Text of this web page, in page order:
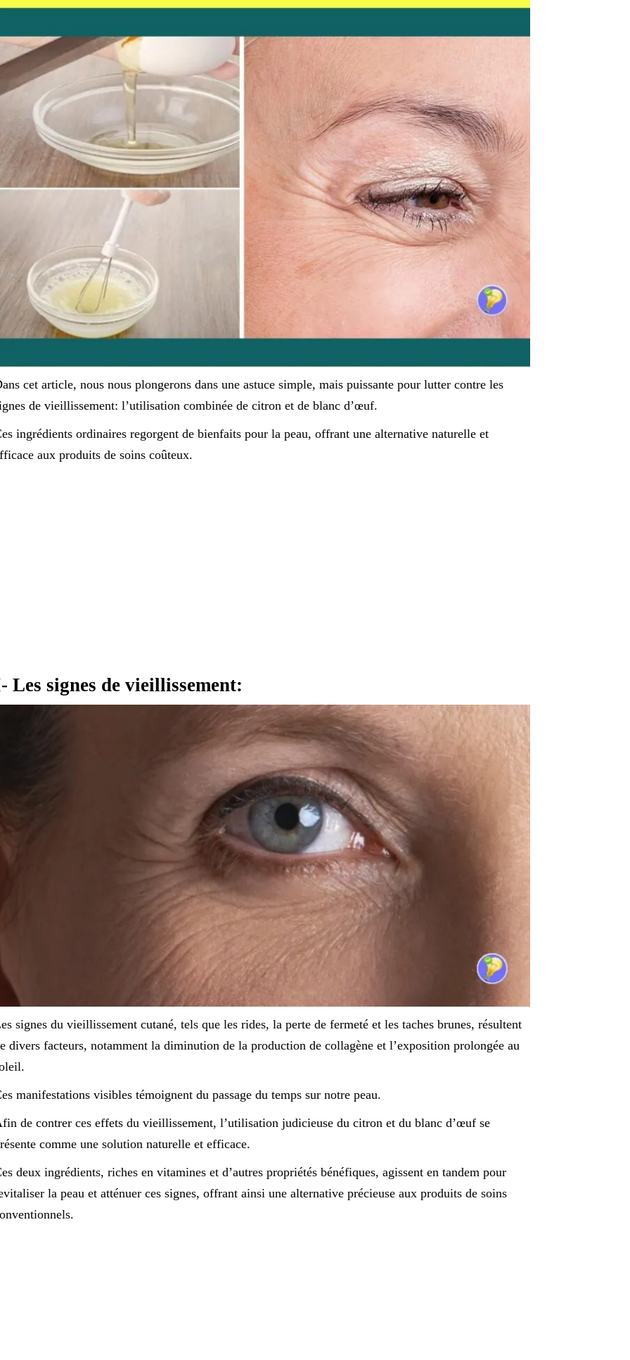
cet article, nous nous plongerons dans une astuce simple, mais puissante pour lutter contre les
de vieillissement: l’utilisation combinée de citron et de blanc d’œuf.
ingrédients ordinaires regorgent de bienfaits pour la peau, offrant une alternative naturelle et
aux produits de soins coûteux.
Les signes de vieillissement:
signes du vieillissement cutané, tels que les rides, la perte de fermeté et les taches brunes, résultent
divers facteurs, notamment la diminution de la production de collagène et l’exposition prolongée au
manifestations visibles témoignent du passage du temps sur notre peau.
de contrer ces effets du vieillissement, l’utilisation judicieuse du citron et du blanc d’œuf se
comme une solution naturelle et efficace.
deux ingrédients, riches en vitamines et d’autres propriétés bénéfiques, agissent en tandem pour
la peau et atténuer ces signes, offrant ainsi une alternative précieuse aux produits de soins